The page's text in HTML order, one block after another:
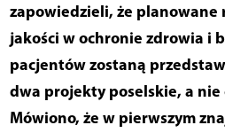
zapowiedzieli, że planowane
jakości w ochronie zdrowia i
pacjentów zostaną
dwa projekty poselskie, a
Mówiono, że w pierwszym